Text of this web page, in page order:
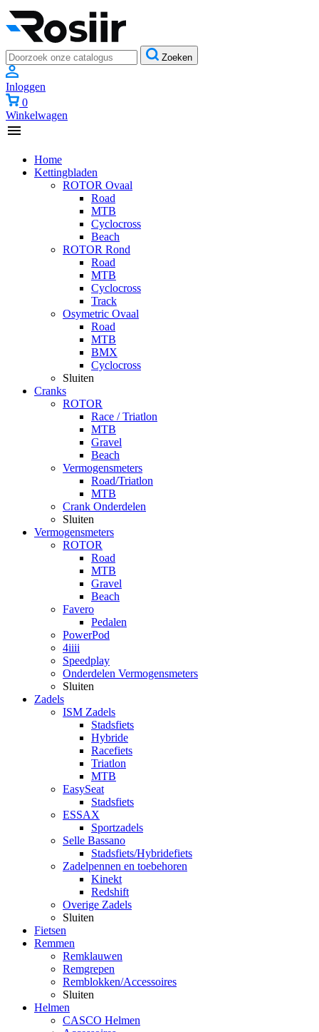
Zoeken
Inloggen
0
Winkelwagen
Home
Kettingbladen
ROTOR Ovaal
Road
MTB
Cyclocross
Beach
ROTOR Rond
Road
MTB
Cyclocross
Track
Osymetric Ovaal
Road
MTB
BMX
Cyclocross
Sluiten
Cranks
ROTOR
Race / Triatlon
MTB
Gravel
Beach
Vermogensmeters
Road/Triatlon
MTB
Crank Onderdelen
Sluiten
Vermogensmeters
ROTOR
Road
MTB
Gravel
Beach
Favero
Pedalen
PowerPod
4iiii
Speedplay
Onderdelen Vermogensmeters
Sluiten
Zadels
ISM Zadels
Stadsfiets
Hybride
Racefiets
Triatlon
MTB
EasySeat
Stadsfiets
ESSAX
Sportzadels
Selle Bassano
Stadsfiets/Hybridefiets
Zadelpennen en toebehoren
Kinekt
Redshift
Overige Zadels
Sluiten
Fietsen
Remmen
Remklauwen
Remgrepen
Remblokken/Accessoires
Sluiten
Helmen
CASCO Helmen